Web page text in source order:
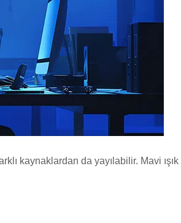
kaynaklardan da yayılabilir. Mavi ışık